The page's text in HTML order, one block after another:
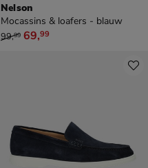
Nelson
Mocassins & loafers - blauw
van € 99,99 voor € 69,99
99,99 69,99